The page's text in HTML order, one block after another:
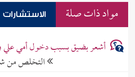
مواد ذات صلة الاستشارات
أشعر بضيق بسبب دخول أمي علي
التخلص من